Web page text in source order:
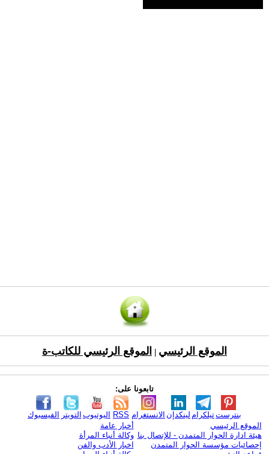
الموقع الرئيسي الموقع الرئيسي للكاتب-ة
تابعونا على:
الفيسبوك التويتر اليوتيوب RSS الانستغرام لينكدإن تيلكرامبنترست
الموقع الرئيسي
هيئة ادارة الحوار المتمدن - للإتصال بنا
إحصائيات مؤسسة الحوار المتمدن
أخبار عامة
وكالة أنباء المرأة
اخبار الأدب والفن